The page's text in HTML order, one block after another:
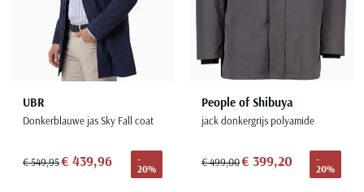
UBR
Donkerblauwe jas Sky Fall coat
€ 549,95€ 439,96
-
20%
People of Shibuya
jack donkergrijs polyamide
€ 499,00€ 399,20
-
20%